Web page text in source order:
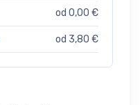
od 0,00 €
od 3,80 €